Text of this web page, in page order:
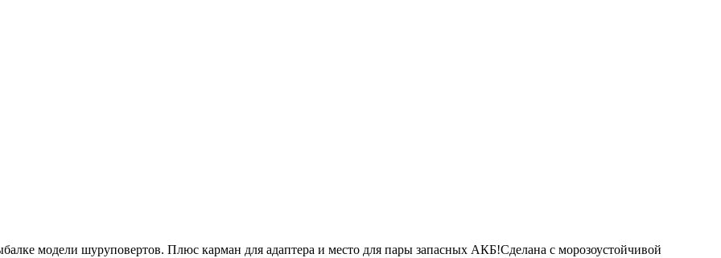
модели шуруповертов. Плюс карман для адаптера и место для пары запасных АКБ!Сделана с морозоустойчивой